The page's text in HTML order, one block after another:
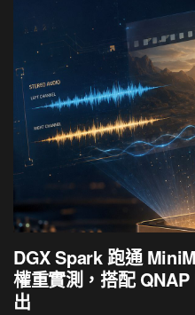
DGX Spark 跑通
權重實測，搭配
出